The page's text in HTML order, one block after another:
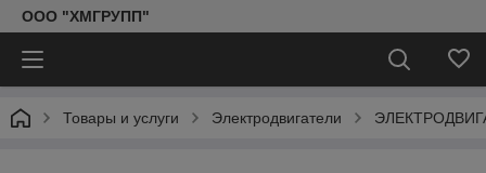
ООО "ХМГРУПП"
Товары и услуги Электродвигатели